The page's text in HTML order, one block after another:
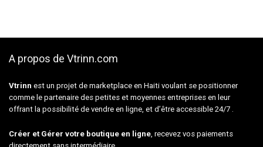
A propos de Vtrinn.com
Vtrinn est un projet de marketplace en Haiti voulant se positionner
comme le partenaire des petites et moyennes entreprises en leur
offrant la possibilité de vendre en ligne, et d’être accessible 24/7 .
Créer et Gérer votre boutique en ligne, recevez vos paiements